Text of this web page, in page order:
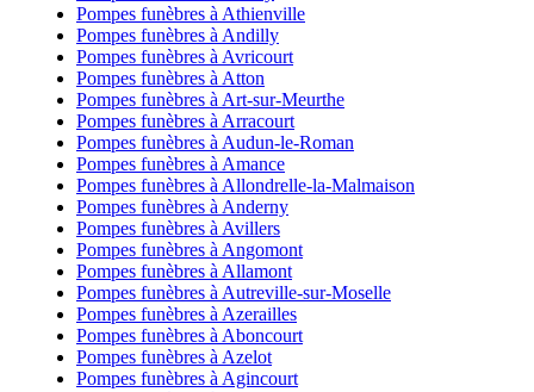
Pompes funèbres à Athienville
Pompes funèbres à Andilly
Pompes funèbres à Avricourt
Pompes funèbres à Atton
Pompes funèbres à Art-sur-Meurthe
Pompes funèbres à Arracourt
Pompes funèbres à Audun-le-Roman
Pompes funèbres à Amance
Pompes funèbres à Allondrelle-la-Malmaison
Pompes funèbres à Anderny
Pompes funèbres à Avillers
Pompes funèbres à Angomont
Pompes funèbres à Allamont
Pompes funèbres à Autreville-sur-Moselle
Pompes funèbres à Azerailles
Pompes funèbres à Aboncourt
Pompes funèbres à Azelot
Pompes funèbres à Agincourt